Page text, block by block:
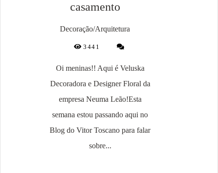
casamento
Decoração/Arquitetura
3441
Oi meninas!! Aqui é Veluska
Decoradora e Designer Floral da
empresa Neuma Leão!Esta
semana estou passando aqui no
Blog do Vitor Toscano para falar
sobre...